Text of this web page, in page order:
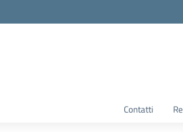
Contatti